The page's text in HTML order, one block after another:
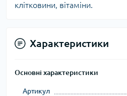
клітковини, вітаміни.
Характеристики
Основні характеристики
Артикул